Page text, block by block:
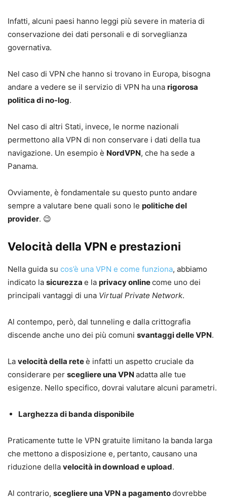
Infatti, alcuni paesi hanno leggi più severe in materia di
conservazione dei dati personali e di sorveglianza
governativa.
Nel caso di VPN che hanno si trovano in Europa, bisogna
andare a vedere se il servizio di VPN ha una rigorosa
politica di no-log.
Nel caso di altri Stati, invece, le norme nazionali
permettono alla VPN di non conservare i dati della tua
navigazione. Un esempio è NordVPN, che ha sede a
Panama.
Ovviamente, è fondamentale su questo punto andare
sempre a valutare bene quali sono le politiche del
provider. 😉
Velocità della VPN e prestazioni
Nella guida su cos’è una VPN e come funziona, abbiamo
indicato la sicurezza e la privacy onlinecome uno dei
principali vantaggi di una Virtual Private Network.
Al contempo, però, dal tunneling e dalla crittografia
discende anche uno dei più comuni svantaggi delle VPN.
La velocità della reteè infatti un aspetto cruciale da
considerare per scegliere una VPN adatta alle tue
esigenze. Nello specifico, dovrai valutare alcuni parametri.
Larghezza di banda disponibile
Praticamente tutte le VPN gratuite limitano la banda larga
che mettono a disposizione e, pertanto, causano una
riduzione della velocità in download e upload.
Al contrario, scegliere una VPN a pagamentodovrebbe